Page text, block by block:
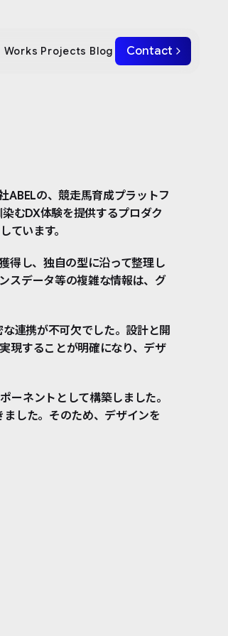
Works Projects Blog Contact
ABELの、競走馬育成プラットフ
むDX体験を提供するプロダク
ています。
得し、独自の型に沿って整理し
スデータ等の複雑な情報は、グ
連携が不可欠でした。設計と開
現することが明確になり、デザ
ーネントとして構築しました。
した。そのため、デザインを